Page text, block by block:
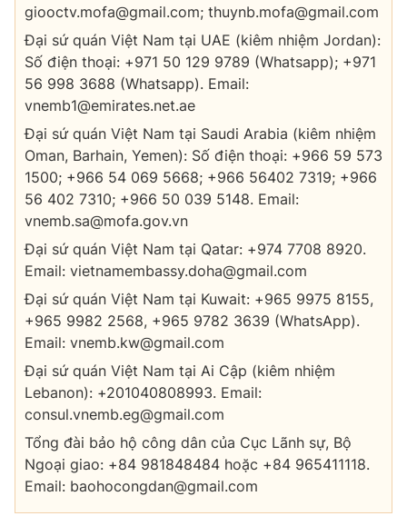
giooctv.mofa@gmail.com; thuynb.mofa@gmail.com
Đại sứ quán Việt Nam tại UAE (kiêm nhiệm Jordan):
Số điện thoại: +971 50 129 9789 (Whatsapp); +971
56 998 3688 (Whatsapp). Email:
vnemb1@emirates.net.ae
Đại sứ quán Việt Nam tại Saudi Arabia (kiêm nhiệm
Oman, Barhain, Yemen): Số điện thoại: +966 59 573
1500; +966 54 069 5668; +966 56402 7319; +966
56 402 7310; +966 50 039 5148. Email:
vnemb.sa@mofa.gov.vn
Đại sứ quán Việt Nam tại Qatar: +974 7708 8920.
Email: vietnamembassy.doha@gmail.com
Đại sứ quán Việt Nam tại Kuwait: +965 9975 8155,
+965 9982 2568, +965 9782 3639 (WhatsApp).
Email: vnemb.kw@gmail.com
Đại sứ quán Việt Nam tại Ai Cập (kiêm nhiệm
Lebanon): +201040808993. Email:
consul.vnemb.eg@gmail.com
Tổng đài bảo hộ công dân của Cục Lãnh sự, Bộ
Ngoại giao: +84 981848484 hoặc +84 965411118.
Email: baohocongdan@gmail.com